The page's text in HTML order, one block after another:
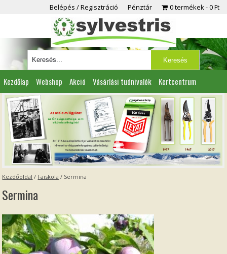
Belépés / Regisztráció Pénztár 0 termékek 0 Ft
Kezdőlap Webshop Akció Vásárlási tudnivalók Kertcentrum
Viszonteladóknak Partnereink Kapcsolat
Kezdőoldal / Faiskola / Sermina
Sermina